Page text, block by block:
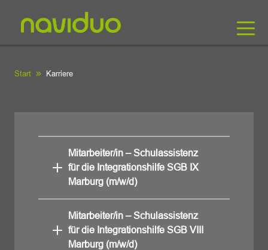
Start Karriere
Mitarbeiter/in – Schulassistenz
für die Integrationshilfe SGB IX
Marburg (m/w/d)
Mitarbeiter/in – Schulassistenz
für die Integrationshilfe SGB VIII
Marburg (m/w/d)